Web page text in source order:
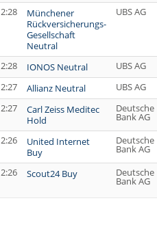
Münchener
Rückversicherungs-
Gesellschaft
Neutral
UBS AG
IONOS Neutral
UBS AG
Allianz Neutral
UBS AG
Carl Zeiss Meditec
Hold
Deutsche
Bank AG
United Internet
Buy
Deutsche
Bank AG
Scout24 Buy Deutsche
Bank AG